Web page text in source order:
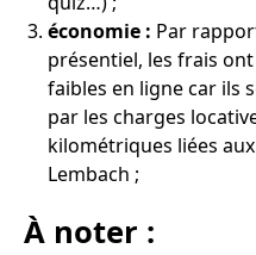
économie : Par
présentiel, les frais
faibles en ligne car ils
par les charges
kilométriques liées
Lembach ;
À noter :